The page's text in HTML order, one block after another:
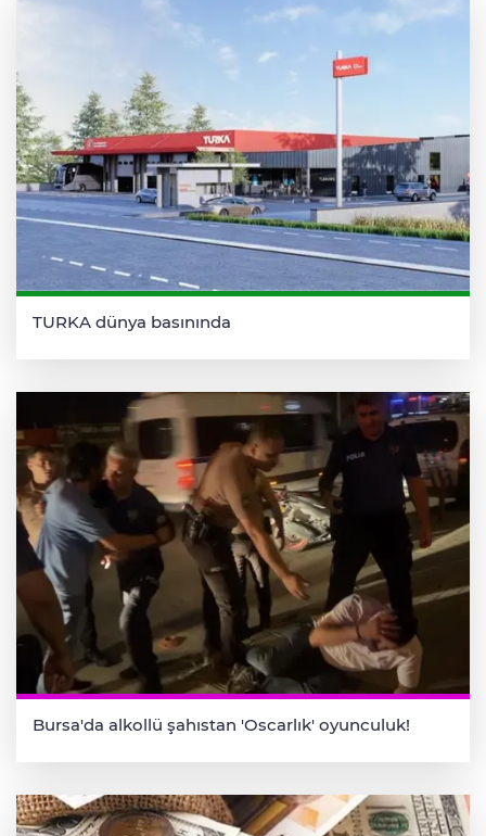
TURKA dünya basınında
Bursa'da alkollü şahıstan 'Oscarlık' oyunculuk!